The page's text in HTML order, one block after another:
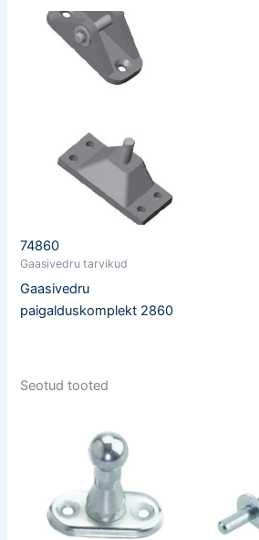
74860
Gaasivedru tarvikud
Gaasivedru
paigalduskomplekt 2860
Seotud tooted